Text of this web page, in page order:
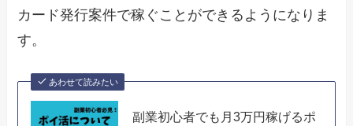
カード発行案件で稼ぐことができるようになりま
す。
あわせて読みたい
副業初心者でも月3万円稼げるポ